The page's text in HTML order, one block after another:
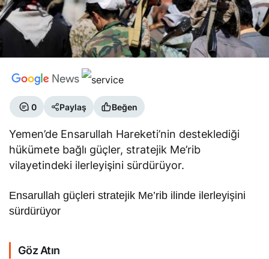
0 Paylaş Beğen
Yemen’de Ensarullah Hareketi’nin desteklediği
hükümete bağlı güçler, stratejik Me’rib
vilayetindeki ilerleyişini sürdürüyor.
Ensarullah güçleri stratejik Me’rib ilinde ilerleyişini
sürdürüyor
Göz Atın